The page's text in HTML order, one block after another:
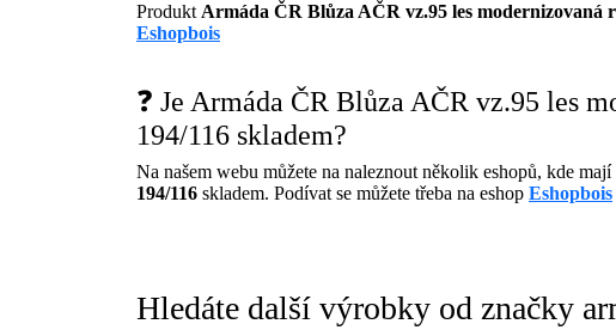
Produkt Armáda ČR Blůza AČR vz.95 les
Eshopbois
❓ Je Armáda ČR Blůza AČR vz.95 les
194/116 skladem?
Na našem webu můžete na naleznout několik eshopů, kde mají
194/116 skladem. Podívat se můžete třeba na eshop Eshopbois
Hledáte další výrobky od značky